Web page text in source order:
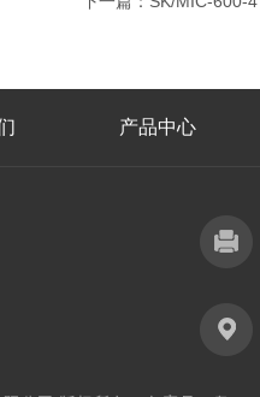
产品中心